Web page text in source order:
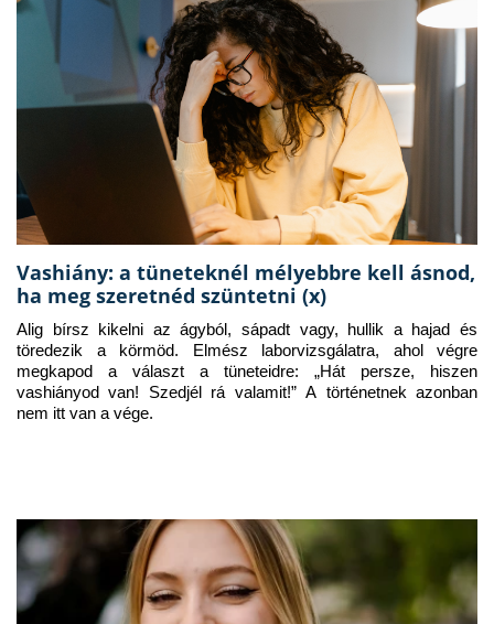
Vashiány: a tüneteknél mélyebbre kell ásnod,
ha meg szeretnéd szüntetni (x)
Alig bírsz kikelni az ágyból, sápadt vagy, hullik a hajad és
töredezik a körmöd. Elmész laborvizsgálatra, ahol végre
megkapod a választ a tüneteidre: „Hát persze, hiszen
vashiányod van! Szedjél rá valamit!” A történetnek azonban
nem itt van a vége.